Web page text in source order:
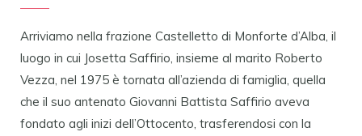
Arriviamo nella frazione Castelletto di Monforte d’Alba, il
luogo in cui Josetta Saffirio, insieme al marito Roberto
Vezza, nel 1975 è tornata all’azienda di famiglia, quella
che il suo antenato Giovanni Battista Saffirio aveva
fondato agli inizi dell’Ottocento, trasferendosi con la